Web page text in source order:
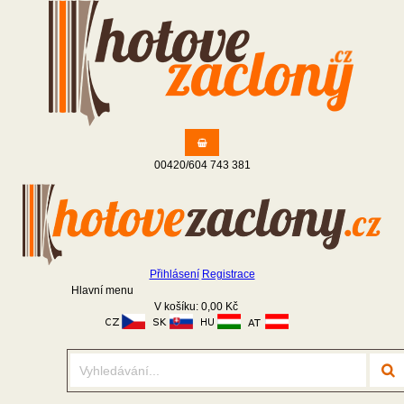
00420/604 743 381
Přihlásení Registrace
Hlavní menu
V košíku: 0,00 Kč